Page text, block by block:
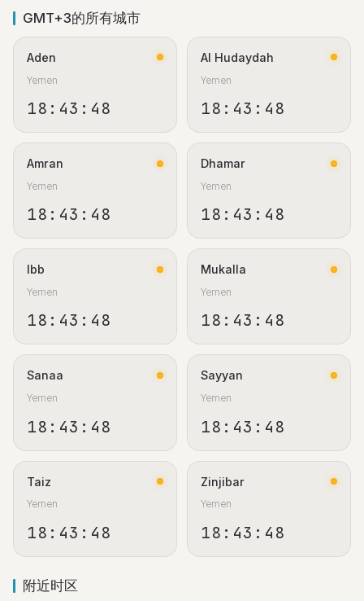
GMT+3的所有城市
Aden
Yemen
18:43:49
Al Hudaydah
Yemen
18:43:49
Amran
Yemen
18:43:49
Dhamar
Yemen
18:43:49
Ibb
Yemen
18:43:49
Mukalla
Yemen
18:43:49
Sanaa
Yemen
18:43:49
Sayyan
Yemen
18:43:49
Taiz
Yemen
18:43:49
Zinjibar
Yemen
18:43:49
附近时区